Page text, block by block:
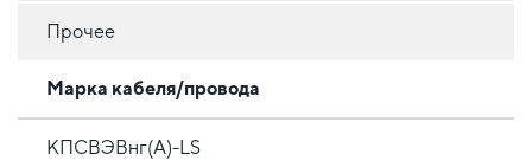
Прочее
Марка кабеля/провода
КПСВЭВнг(А)-LS